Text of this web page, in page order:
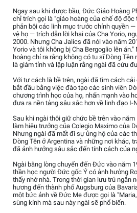
Ngay sau khi được bầu, Đức Giáo Hoàng
chỉ trích gọi là "giáo hoàng của chế độ độc
phản bội các linh mục trước chính quyền
vệ họ — trích dẫn lời khai của Cha Yorio,
2000. Nhưng Cha Jalics đã nói vào năm
Yorio và tôi không bị Cha Bergoglio lên
hoàng chỉ ra rằng không có tu sĩ Dòng Tên
là giám tỉnh và lập luận rằng ngài đã cứu
Với tư cách là bề trên, ngài đã tìm cách cải
bắt đầu bằng việc đào tạo các sinh viên
chương trình học của họ, nhấn mạnh vào
đưa ra nền tảng sâu sắc hơn về linh đạo I-
Sau khi ngài thôi giữ chức bề trên vào
làm hiệu trưởng của Colegio Maximo của
Nhưng ngài đã mất đi sự ủng hộ của các
Dòng Tên ở Argentina và những nơi khác,
đã ảnh hưởng sâu sắc đến tính cách của
Ngài bằng lòng chuyển đến Đức vào năm
thần học người Đức gốc Ý có ảnh hưởng
thấy nhớ nhà. Trong thời gian lưu trú ngắn
hương đến thành phố Augsburg của
một bức ảnh về Đức Mẹ được gọi là
sùng kính mà sau này ngài sẽ phổ biến.